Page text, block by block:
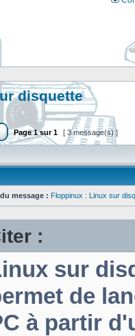
disquette
Page1sur1 [ 3 message(s) ]
message : Floppinux : Linux sur
:
sur
de
à partir